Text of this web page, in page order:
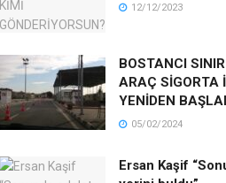
12/12/2023
BOSTANCI
ARAÇ SİGORTA
YENİDEN
05/02/2024
Ersan Kaşif